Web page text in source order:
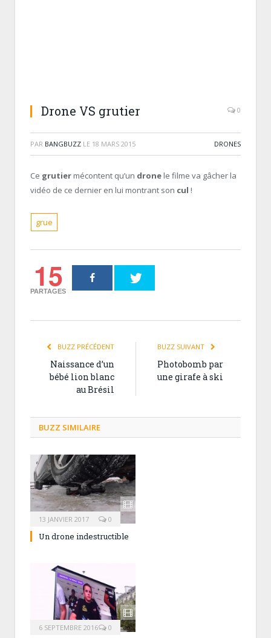
Drone VS grutier 0
PAR BANGBUZZ LE 18 MARS 2015 DRONES
Ce grutier mécontent qu’un drone le filme va gâcher la
vidéo de ce dernier en lui montrant son cul !
grue
15
PARTAGES
BUZZ PRÉCÉDENT
Naissance d’un
bébé lion blanc
au Brésil
BUZZ SUIVANT
Photobomb par
une girafe à ski
BUZZ SIMILAIRE
13 JANVIER 2017 0
Un drone indestructible
6 SEPTEMBRE 2016 0